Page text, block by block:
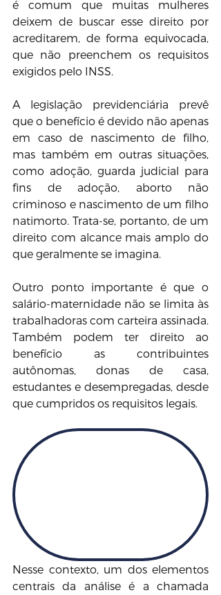
é comum que muitas mulheres
deixem de buscar esse direito por
acreditarem, de forma equivocada,
que não preenchem os requisitos
exigidos pelo INSS.
A legislação previdenciária prevê
que o benefício é devido não apenas
em caso de nascimento de filho,
mas também em outras situações,
como adoção, guarda judicial para
fins de adoção, aborto não
criminoso e nascimento de um filho
natimorto. Trata-se, portanto, de um
direito com alcance mais amplo do
que geralmente se imagina.
Outro ponto importante é que o
salário-maternidade não se limita às
trabalhadoras com carteira assinada.
Também podem ter direito ao
benefício as contribuintes
autônomas, donas de casa,
estudantes e desempregadas, desde
que cumpridos os requisitos legais.
Nesse contexto, um dos elementos